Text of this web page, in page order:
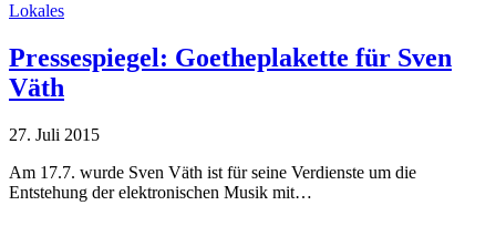
Lokales
Pressespiegel: Goetheplakette für Sven
Väth
27. Juli 2015
Am 17.7. wurde Sven Väth ist für seine Verdienste um die
Entstehung der elektronischen Musik mit…